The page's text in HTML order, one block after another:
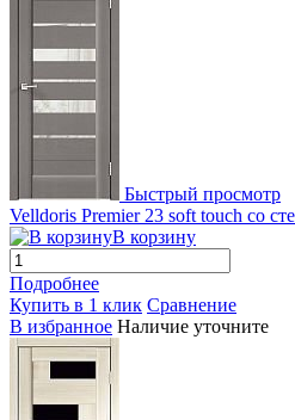
Быстрый просмотр
Velldoris Premier 23 soft touch со
В корзину
Подробнее
Купить в 1 клик Сравнение
В избранное Наличие уточните